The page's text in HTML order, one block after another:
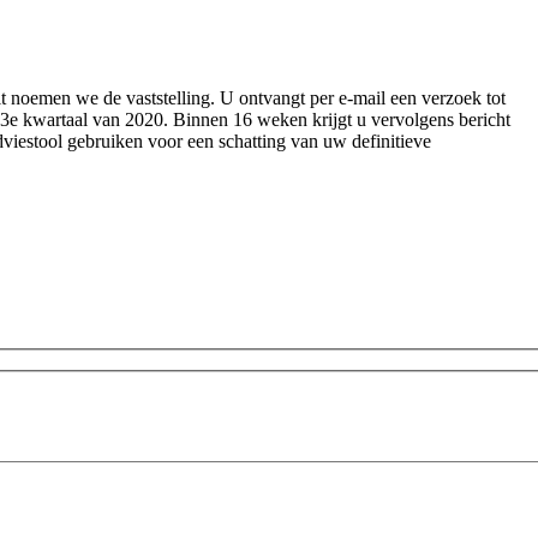
we de vaststelling. U ontvangt per e-mail een verzoek tot
kwartaal van 2020. Binnen 16 weken krijgt u vervolgens bericht
gebruiken voor een schatting van uw definitieve